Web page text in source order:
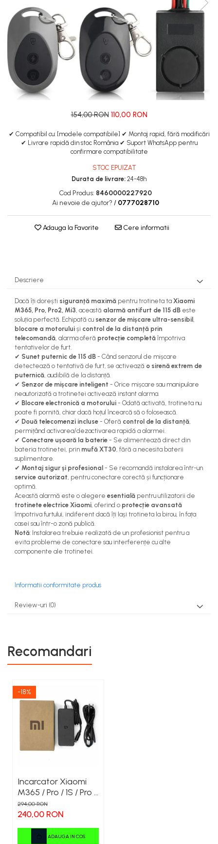
Etrieri
https://www.doctortrotineta.ro/lumini
Stop trotineta
Faruri
https://www.doctortrotineta.ro/cadru
Aparatori (aripi)
Cricuri trotineta
154,00 RON 110,00 RON
✔ Compatibil cu: [modele compatibile] ✔ Montaj rapid, fără modificări
✔ Livrare rapidă din stoc România ✔ Suport WhatsApp pentru
confirmare compatibilitate
STOC EPUIZAT
Durata de livrare: 24-48h
Cod Produs: 8460000227920
Ai nevoie de ajutor? / 0777028710
Adauga la Favorite Cere informatii
Descriere
Dacă îți dorești siguranță maximă pentru trotineta ta Xiaomi
M365, Pro, Pro2, Mi3 , această alarmă antifurt de 115 dB este
soluția perfectă. Echipată cu senzor de mișcare ultra-sensibil
blocare a motorului și control de la distanță prin
telecomandă , alarma oferă protecție completă împotriva
tentativelor de furt.
✔ Sunet puternic de 115 dB - Când senzorul de mișcare
detectează o tentativă de furt, se activează o sirenă extrem de
puternică , audibilă de la distanță.
✔ Senzor de mișcare inteligent - Orice mișcare sau manipulare
neautorizată a trotinetei activează instant alarma.
✔ Blocare electronică a motorului - Odată activată, trotineta nu
poate fi pornită, chiar dacă hoțul încearcă să o folosească.
✔ Două telecomenzi incluse - Oferă control de la distanță
permițând activarea/dezactivarea rapidă a alarmei.
✔ Conectare ușoară la baterie - Se alimentează direct din
bateria trotinetei, prin mufă XT30 , fără a necesita baterii
suplimentare.
✔ Montaj sigur și profesional - Se recomandă instalarea într-un
service autorizat , pentru conectare corectă și funcționare
optimă.
Această alarmă este o alegere esentială pentru utilizatorii de
trotinete electrice Xiaomi , oferind o protecție avansată
împotriva furtului, indiferent dacă îți lași trotineta la birou, în fața
casei sau într-o zonă publică.
Notă: Instalarea trebuie realizată de un profesionist pentru a
evita probleme de conectare sau interferențe cu alte
componente ale trotinetei.
Informatii conformitate produs
Review-uri (0)
Recomandari
-18%
Incarcator Xiaomi
M365 / Pro / 1S / Pro 2
/ Essential / Mi 3 42V
2A Original - XIAOMI
294,00 RON
240,00 RON
ADAUGA IN COS